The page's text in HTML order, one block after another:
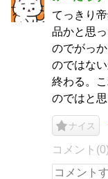
てっきり
品かと思
のでがっ
のではな
終わる。
のではと
ナイス
コメント(0)